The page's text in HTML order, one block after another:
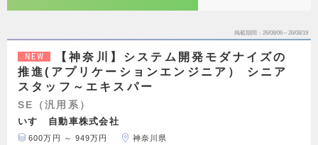
掲載期間 26/08/06～26/08/19
NEW
【神奈川】システム開発モダナイズの
推進(アプリケーションエンジニア） シニア
スタッフ～エキスパー
SE（汎用系）
いすゞ自動車株式会社
600万円 ～ 949万円 神奈川県